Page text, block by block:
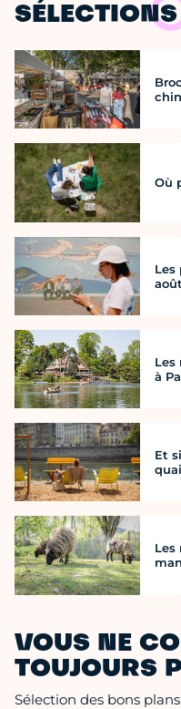
SÉLECTIONS
Où
Les
août
Les
à
Et
Les
VOUS NE
TOUJOURS
Sélection des bons